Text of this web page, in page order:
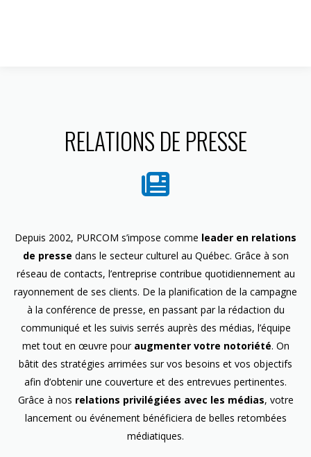
RELATIONS DE PRESSE
Depuis 2002, PURCOM s’impose comme leader en relations
de presse dans le secteur culturel au Québec. Grâce à son
réseau de contacts, l’entreprise contribue quotidiennement au
rayonnement de ses clients. De la planification de la campagne
à la conférence de presse, en passant par la rédaction du
communiqué et les suivis serrés auprès des médias, l’équipe
met tout en œuvre pour augmenter votre notoriété. On
bâtit des stratégies arrimées sur vos besoins et vos objectifs
afin d’obtenir une couverture et des entrevues pertinentes.
Grâce à nos relations privilégiées avec les médias, votre
lancement ou événement bénéficiera de belles retombées
médiatiques.